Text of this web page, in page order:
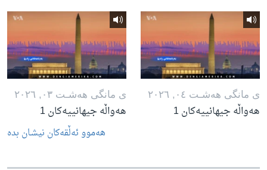
ی مانگی هه‌شـت ٠٤, ٢٠٢٦
هەواڵە جیهانییەکان 1
ی مانگی هه‌شـت ٠٣, ٢٠٢٦
هەواڵە جیهانییەکان 1
هه‌موو ئه‌ڵقه‌کان نیشـان بده‌